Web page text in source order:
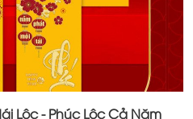
Lộc - Phúc Lộc Cả Năm